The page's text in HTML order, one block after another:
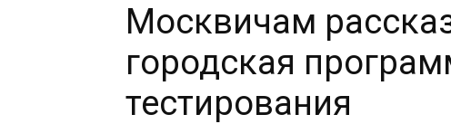
Москвичам
городская
тестирования